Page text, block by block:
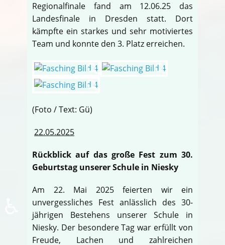
Regionalfinale fand am 12.06.25 das
Landesfinale in Dresden statt. Dort
kämpfte ein starkes und sehr motiviertes
Team und konnte den 3. Platz erreichen.
(Foto / Text: Gü)
22.05.2025
Rückblick auf das große Fest zum 30.
Geburtstag unserer Schule in Niesky
Am 22. Mai 2025 feierten wir ein
unvergessliches Fest anlässlich des 30-
jährigen Bestehens unserer Schule in
Niesky. Der besondere Tag war erfüllt von
Freude, Lachen und zahlreichen